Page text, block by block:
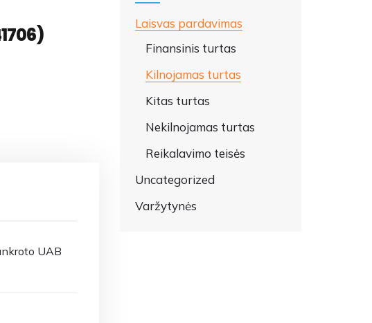
UAB
Laisvas pardavimas
Finansinis turtas
Kilnojamas turtas
Kitas turtas
Nekilnojamas turtas
Reikalavimo teisės
Uncategorized
Varžytynės